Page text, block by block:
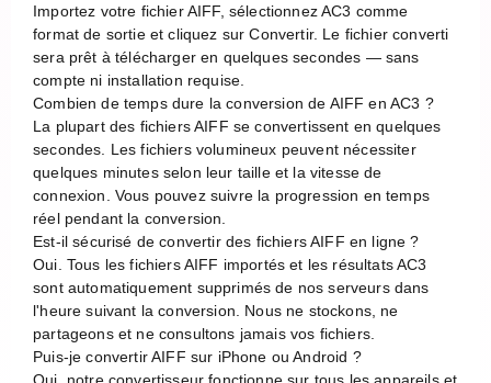
Importez votre fichier AIFF, sélectionnez AC3 comme
format de sortie et cliquez sur Convertir. Le fichier converti
sera prêt à télécharger en quelques secondes — sans
compte ni installation requise.
Combien de temps dure la conversion de AIFF en AC3 ?
La plupart des fichiers AIFF se convertissent en quelques
secondes. Les fichiers volumineux peuvent nécessiter
quelques minutes selon leur taille et la vitesse de
connexion. Vous pouvez suivre la progression en temps
réel pendant la conversion.
Est-il sécurisé de convertir des fichiers AIFF en ligne ?
Oui. Tous les fichiers AIFF importés et les résultats AC3
sont automatiquement supprimés de nos serveurs dans
l'heure suivant la conversion. Nous ne stockons, ne
partageons et ne consultons jamais vos fichiers.
Puis-je convertir AIFF sur iPhone ou Android ?
Oui, notre convertisseur fonctionne sur tous les appareils et